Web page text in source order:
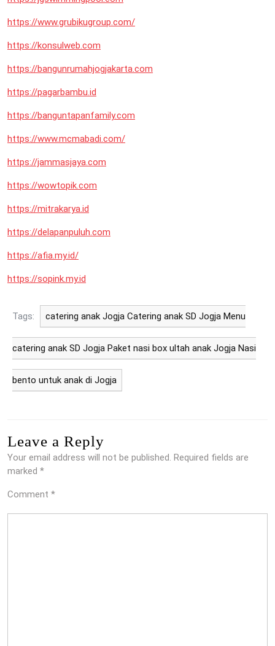
https://www.grubikugroup.com/
https://konsulweb.com
https://bangunrumahjogjakarta.com
https://pagarbambu.id
https://banguntapanfamily.com
https://www.mcmabadi.com/
https://jammasjaya.com
https://wowtopik.com
https://mitrakarya.id
https://delapanpuluh.com
https://afia.my.id/
https://sopink.my.id
Tags: catering anak Jogja Catering anak SD Jogja Menu
catering anak SD Jogja Paket nasi box ultah anak Jogja Nasi
bento untuk anak di Jogja
Leave a Reply
Your email address will not be published. Required fields are
marked *
Comment *